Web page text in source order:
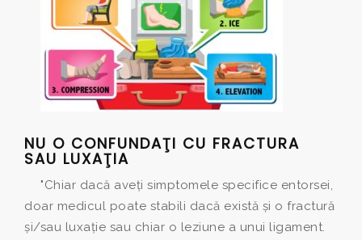
NU O CONFUNDAŢI CU FRACTURA
SAU LUXAŢIA
"Chiar dacă aveţi simptomele specifice entorsei,
doar medicul poate stabili dacă există şi o fractură
şi/sau luxaţie sau chiar o leziune a unui ligament.